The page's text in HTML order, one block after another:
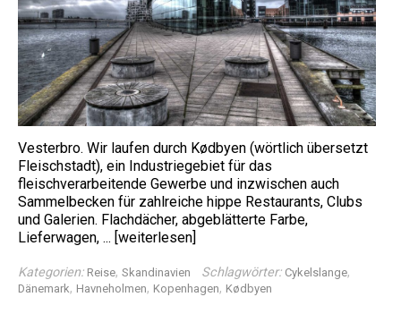
Vesterbro. Wir laufen durch Kødbyen (wörtlich übersetzt
Fleischstadt), ein Industriegebiet für das
fleischverarbeitende Gewerbe und inzwischen auch
Sammelbecken für zahlreiche hippe Restaurants, Clubs
und Galerien. Flachdächer, abgeblätterte Farbe,
Lieferwagen, ... [weiterlesen]
Kategorien: Reise, Skandinavien Schlagwörter: Cykelslange,
Dänemark, Havneholmen, Kopenhagen, Kødbyen